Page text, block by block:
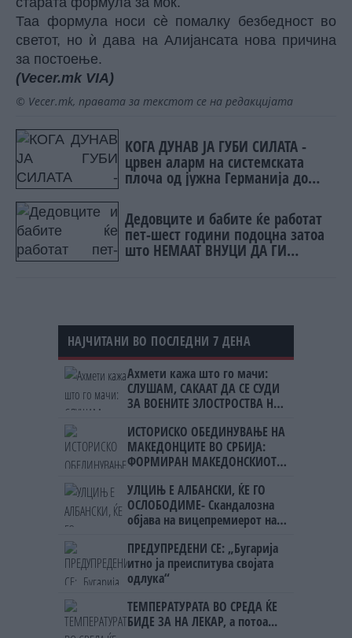
Таа формула носи сè помалку безбедност во
светот, но ѝ дава на Алијансата нова причина
за постоење.
(Vecer.mk VIA)
© Vecer.mk, правата за текстот се на редакцијата
КОГА ДУНАВ ЈА ГУБИ СИЛАТА -
црвен аларм на системската
плоча од јужна Германија до
Црното Море...
Дедовците и бабите ќе работат
пет-шест години подоцна затоа
што НЕМААТ ВНУЦИ ДА ГИ
НАЈЧИТАНИ ВО ПОСЛЕДНИ 7 ДЕНА
Ахмети кажа што го мачи:
СЛУШАМ, САКААТ ДА СЕ СУДИ
ЗА ВОЕНИТЕ ЗЛОСТРОСТВА НА
ИСТОРИСКО ОБЕДИНУВАЊЕ НА
МАКЕДОНЦИТЕ ВО СРБИЈА:
ФОРМИРАН МАКЕДОНСКИОТ
УЛЦИЊ Е АЛБАНСКИ, ЌЕ ГО
ОСЛОБОДИМЕ- Скандалозна
објава на вицепремиерот на
ПРЕДУПРЕДЕНИ СЕ: „Бугарија
итно ја преиспитува својата
одлука“
ТЕМПЕРАТУРАТА ВО СРЕДА ЌЕ
БИДЕ ЗА НА ЛЕКАР, а потоа...